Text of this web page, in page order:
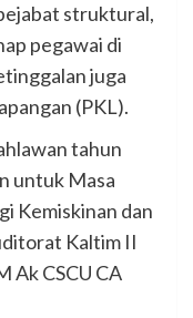
struktural,
pegawai di
juga
(PKL).
tahun
untuk Masa
Kemiskinan dan
Kaltim II
Ak CSCU CA